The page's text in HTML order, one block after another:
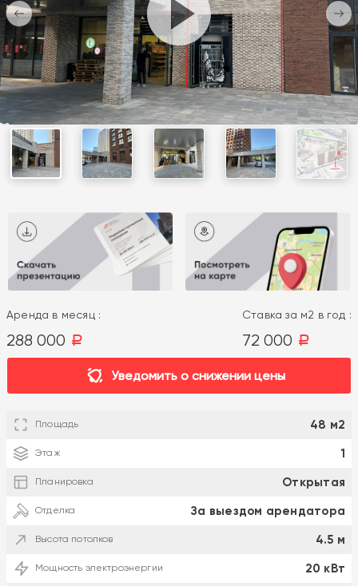
Аренда в месяц :
288 000 a
Ставка за м2 в год :
72 000 a
Уведомить о снижении цены
Площадь 48 м2
Этаж 1
Планировка Открытая
Отделка За выездом арендатора
Высота потолков 4.5 м
Мощность электроэнергии 20 кВт